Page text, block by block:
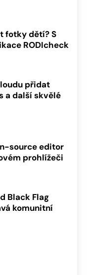
fotky dětí? S
RODIcheck
přidat
a další skvělé
source editor
prohlížeči
Black Flag
komunitní